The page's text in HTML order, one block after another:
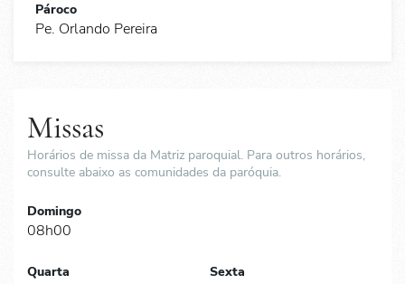
Pároco
Pe. Orlando Pereira
Missas
Horários de missa da Matriz paroquial. Para outros horários,
consulte abaixo as comunidades da paróquia.
Domingo
08h00
Quarta Sexta